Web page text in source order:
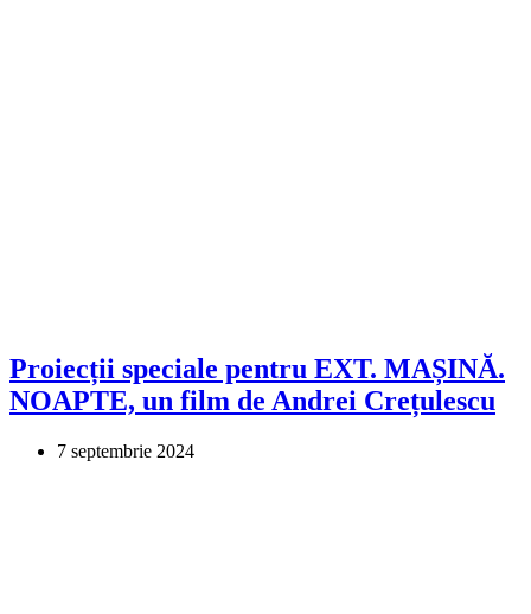
Proiecții speciale pentru EXT. MAȘINĂ.
NOAPTE, un film de Andrei Crețulescu
7 septembrie 2024